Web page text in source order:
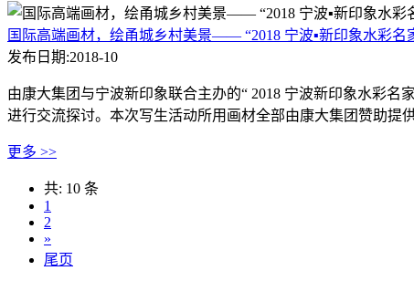
国际高端画材，绘甬城乡村美景—— “2018 宁波▪新印象水彩名
发布日期:2018-10
由康大集团与宁波新印象联合主办的“ 2018 宁波新印象水彩
进行交流探讨。本次写生活动所用画材全部由康大集团赞助提
更多 >>
共: 10 条
1
2
»
尾页